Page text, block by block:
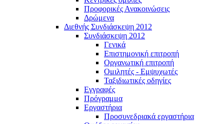
Προφορικές Ανακοινώσεις
Δρώμενα
Διεθνής Συνδιάσκεψη 2012
Συνδιάσκεψη 2012
Γενικά
Επιστημονική επιτροπή
Οργανωτική επιτροπή
Ομιλητές - Εμψυχωτές
Ταξιδιωτικές οδηγίες
Εγγραφές
Πρόγραμμα
Εργαστήρια
Προσυνεδριακά εργαστήρια